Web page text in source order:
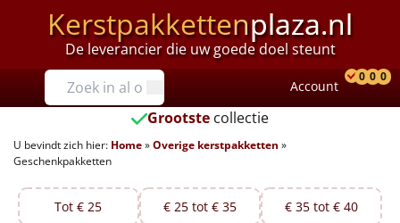
Kerstpakkettenplaza.nl
De leverancier die uw goede doel steunt
Prijzen
Tot €25
€25 tot €35
€35 tot €40
Account
0 0 0
Grootste collectie
U bevindt zich hier: Home»Overige kerstpakketten »
Geschenkpakketten
Tot € 25 € 25 tot € 35 € 35 tot € 40